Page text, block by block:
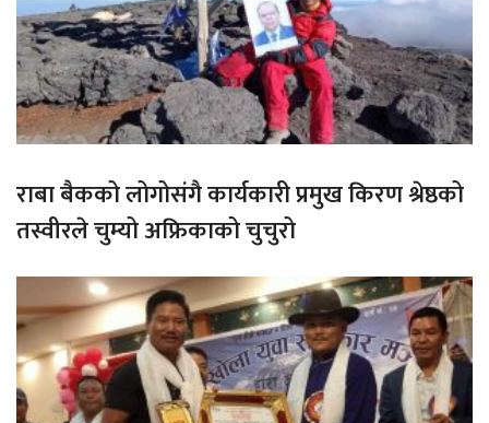
राबा बैकको लोगोसंगै कार्यकारी प्रमुख किरण श्रेष्ठको
तस्वीरले चुम्यो अफ्रिकाको चुचुरो